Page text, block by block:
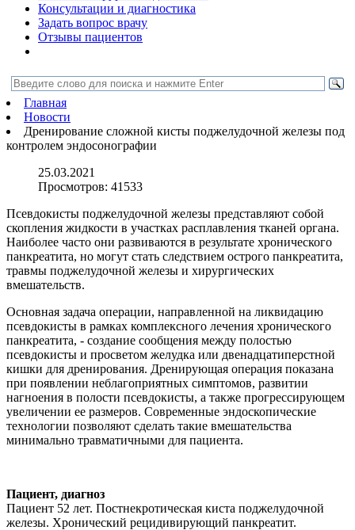
Консультации и диагностика
Задать вопрос врачу
Отзывы пациентов
Главная
Новости
Дренирование сложной кисты поджелудочной железы под
контролем эндосонографии
25.03.2021
Просмотров: 41533
Псевдокисты поджелудочной железы представляют собой
скопления жидкости в участках расплавления тканей органа.
Наиболее часто они развиваются в результате хронического
панкреатита, но могут стать следствием острого панкреатита,
травмы поджелудочной железы и хирургических
вмешательств.
Основная задача операции, направленной на ликвидацию
псевдокисты в рамках комплексного лечения хронического
панкреатита, - создание сообщения между полостью
псевдокисты и просветом желудка или двенадцатиперстной
кишки для дренирования. Дренирующая операция показана
при появлении неблагоприятных симптомов, развитии
нагноения в полости псевдокисты, а также прогрессирующем
увеличении ее размеров. Современные эндоскопические
технологии позволяют сделать такие вмешательства
минимально травматичными для пациента.
Пациент, диагноз
Пациент 52 лет. Постнекротическая киста поджелудочной
железы. Хронический рецидивирующий панкреатит.